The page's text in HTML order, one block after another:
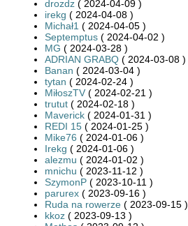
drozdz ( 2024-04-09 )
irekg ( 2024-04-08 )
Michał1 ( 2024-04-05 )
Septemptus ( 2024-04-02 )
MG ( 2024-03-28 )
ADRIAN GRABQ ( 2024-03-08 )
Banan ( 2024-03-04 )
tytan ( 2024-02-24 )
MiłoszTV ( 2024-02-21 )
trutut ( 2024-02-18 )
Maverick ( 2024-01-31 )
REDI 15 ( 2024-01-25 )
Mike76 ( 2024-01-06 )
Irekg ( 2024-01-06 )
alezmu ( 2024-01-02 )
mnichu ( 2023-11-12 )
SzymonP ( 2023-10-11 )
parurex ( 2023-09-16 )
Ruda na rowerze ( 2023-09-15 )
kkoz ( 2023-09-13 )